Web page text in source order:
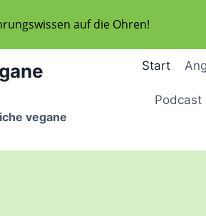
vegane
Start
Podcast
auf die Ohren!